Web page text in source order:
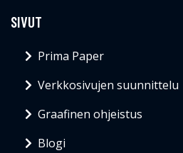
SIVUT
Prima Paper
Verkkosivujen suunnittelu
Graafinen ohjeistus
Blogi